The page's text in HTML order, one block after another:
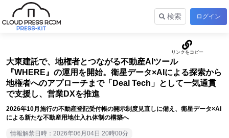
検索 ログイン
大東建託で、地権者とつながる不動産AIツール
『WHERE』の運用を開始。衛星データ×AIによる探索から
地権者へのアプローチまで「Deal Tech」として一気通貫
で支援し、営業DXを推進
2026年10月施行の不動産登記受付帳の開示制度見直しに備え、衛星データ×AI
による新たな不動産用地仕入れ体制の構築へ
情報解禁日時：2026年06月04日 20時00分